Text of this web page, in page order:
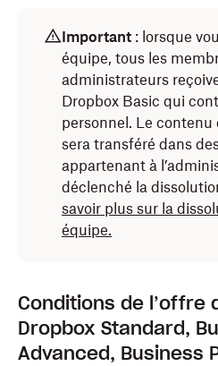
Important : lorsque
équipe, tous les
administrateurs
Dropbox Basic qui
personnel. Le contenu
sera transféré dans
appartenant à
déclenché la
savoir plus sur la
équipe.
Conditions de l’offre
Dropbox Standard,
Advanced, Business